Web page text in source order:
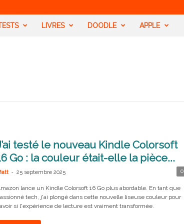
LIVRES DOODLE APPLE
testé le nouveau Kindle Colorsoft
Go : la couleur était-elle la pièce...
- 25 septembre 2025 0
lance un Kindle Colorsoft 16 Go plus abordable. En tant que
tech, j'ai plongé dans cette nouvelle liseuse couleur pour
si l'expérience de lecture est vraiment transformée.